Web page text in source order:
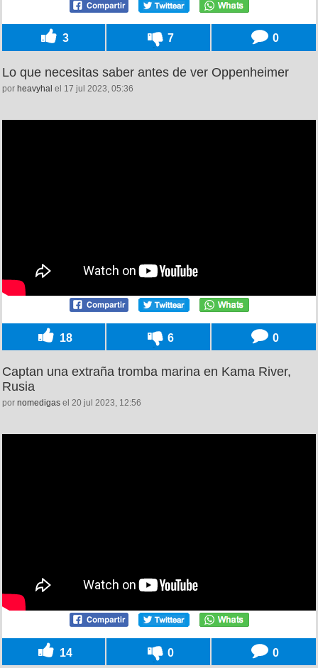
3 7 0
Lo que necesitas saber antes de ver Oppenheimer
por heavyhal el 17 jul 2023, 05:36
18 6 0
Captan una extraña tromba marina en Kama River,
Rusia
por nomedigas el 20 jul 2023, 12:56
14 0 0